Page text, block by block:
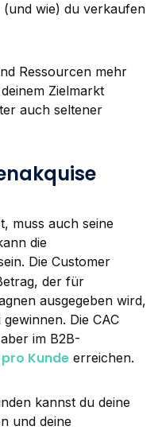
wie) du verkaufen
Ressourcen mehr
Zielmarkt
auch seltener
muss auch seine
die
Die Customer
der für
ausgegeben wird,
Die CAC
im B2B-
Kunde erreichen.
kannst du deine
und deine